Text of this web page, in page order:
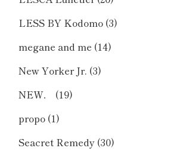
LESS BY Kodomo (3)
megane and me (14)
New Yorker Jr. (3)
NEW．
(19)
propo (1)
Seacret Remedy (30)